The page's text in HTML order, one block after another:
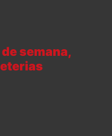
semana,